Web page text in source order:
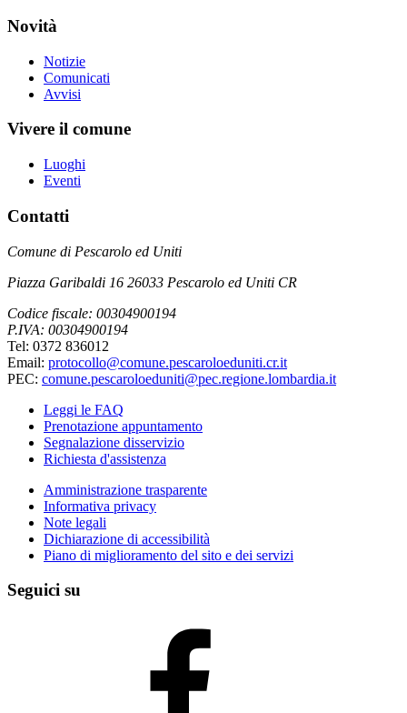
Novità
Notizie
Comunicati
Avvisi
Vivere il comune
Luoghi
Eventi
Contatti
Comune di Pescarolo ed Uniti
Piazza Garibaldi 16 26033 Pescarolo ed Uniti CR
Codice fiscale: 00304900194
P.IVA: 00304900194
Tel: 0372 836012
Email: protocollo@comune.pescaroloeduniti.cr.it
PEC: comune.pescaroloeduniti@pec.regione.lombardia.it
Leggi le FAQ
Prenotazione appuntamento
Segnalazione disservizio
Richiesta d'assistenza
Amministrazione trasparente
Informativa privacy
Note legali
Dichiarazione di accessibilità
Piano di miglioramento del sito e dei servizi
Seguici su